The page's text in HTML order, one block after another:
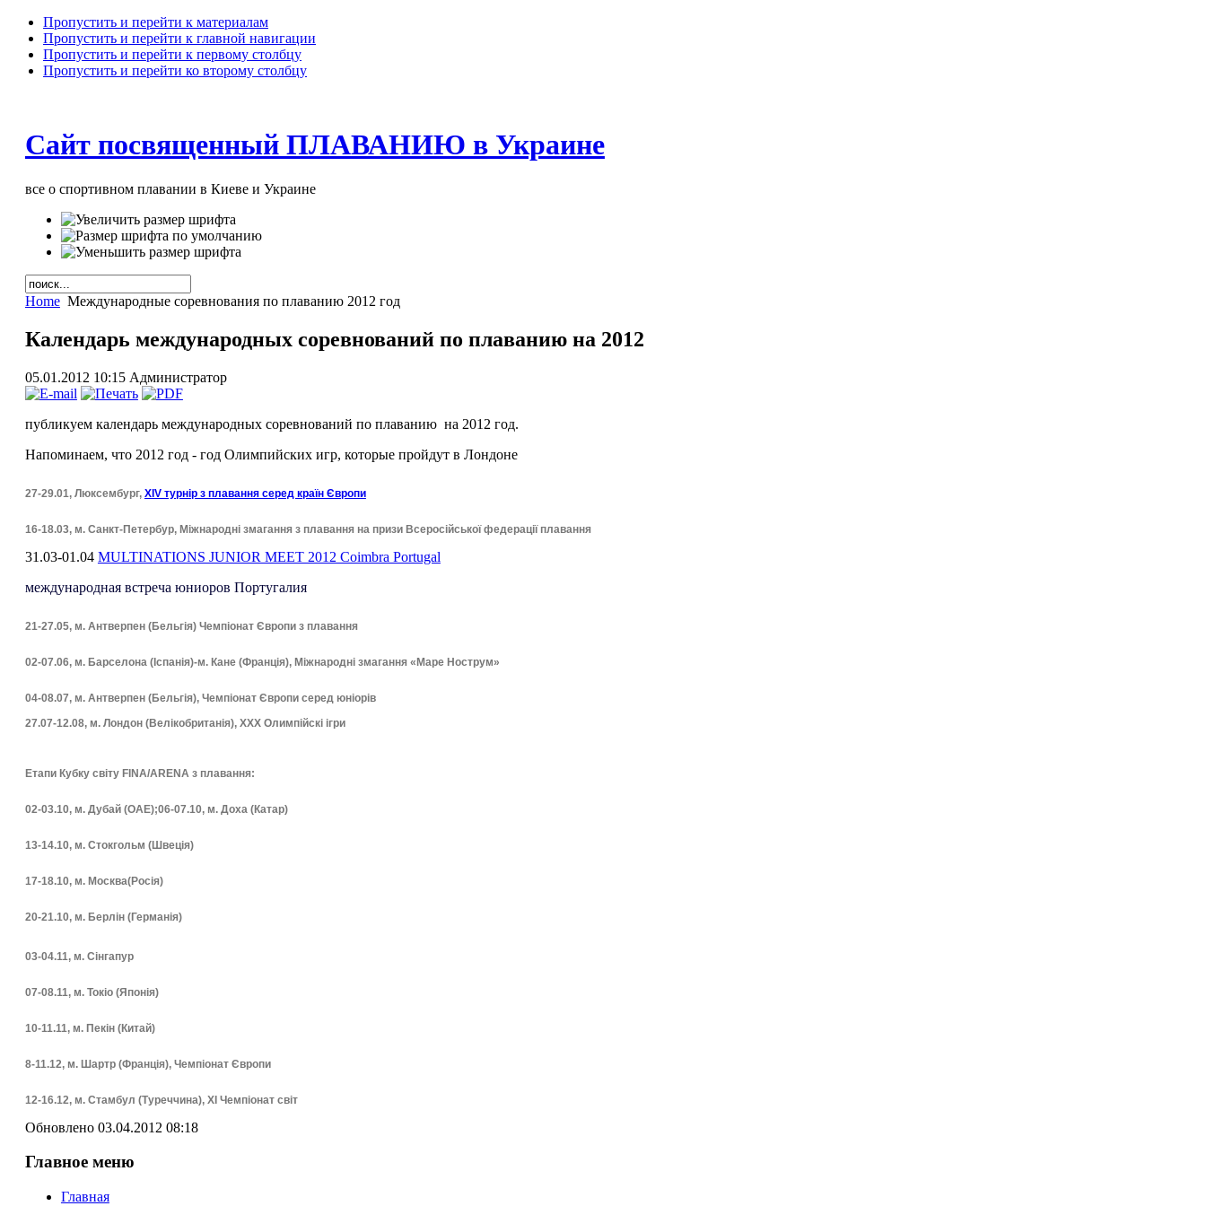
Пропустить и перейти к материалам
Пропустить и перейти к главной навигации
Пропустить и перейти к первому столбцу
Пропустить и перейти ко второму столбцу
Сайт посвященный ПЛАВАНИЮ в Украине
все о спортивном плавании в Киеве и Украине
Home Международные соревнования по плаванию 2012 год
Календарь международных соревнований по плаванию на 2012
05.01.2012 10:15 Администратор
публикуем календарь международных соревнований по плаванию на 2012 год.
Напоминаем, что 2012 год - год Олимпийских игр, которые пройдут в Лондоне
27-29.01, Люксембург, ХIV турнір з плавання серед країн Європи
16-18.03, м. Санкт-Петербур, Міжнародні змагання з плавання на призи Всеросійської федерації плавання
31.03-01.04 MULTINATIONS JUNIOR MEET 2012 Coimbra Portugal
международная встреча юниоров Португалия
21-27.05, м. Антверпен (Бельгія) Чемпіонат Європи з плавання
02-07.06, м. Барселона (Іспанія)-м. Кане (Франція), Міжнародні змагання «Маре Нострум»
04-08.07, м. Антверпен (Бельгія), Чемпіонат Європи серед юніорів
27.07-12.08, м. Лондон (Велікобританія), ХХХ Олимпійскі ігри
Етапи Кубку світу FINA/ARENA з плавання:
02-03.10, м. Дубай (ОАЕ);06-07.10, м. Доха (Катар)
13-14.10, м. Стокгольм (Швеція)
17-18.10, м. Москва(Росія)
20-21.10, м. Берлін (Германія)
03-04.11, м. Сінгапур
07-08.11, м. Токіо (Японія)
10-11.11, м. Пекін (Китай)
8-11.12, м. Шартр (Франція), Чемпіонат Європи
12-16.12, м. Стамбул (Туреччина), ХI Чемпіонат світ
Обновлено 03.04.2012 08:18
Главное меню
Главная